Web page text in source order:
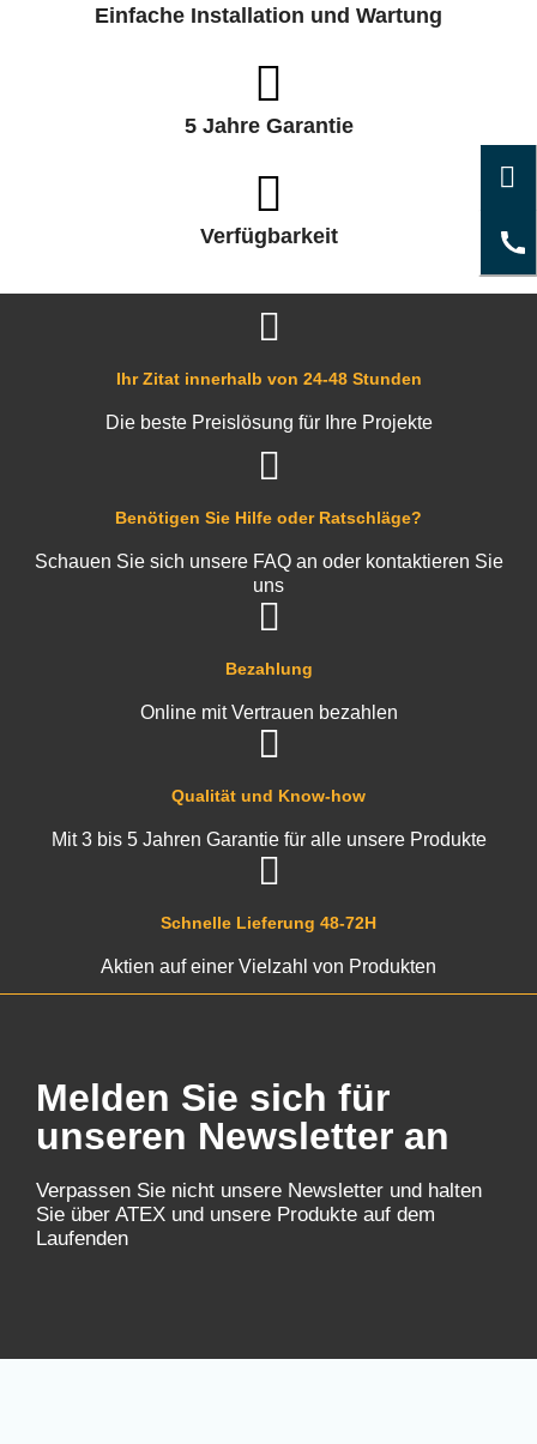
Einfache Installation und Wartung
5 Jahre Garantie
Verfügbarkeit
Schnelle Lieferung 48-72H
Aktien auf einer Vielzahl von Produkten
Qualität und Know-how
Mit 3 bis 5 Jahren Garantie für alle unsere Produkte
Bezahlung
Online mit Vertrauen bezahlen
Benötigen Sie Hilfe oder Ratschläge?
Schauen Sie sich unsere FAQ an oder kontaktieren Sie
uns
Ihr Zitat innerhalb von 24-48 Stunden
Die beste Preislösung für Ihre Projekte
Melden Sie sich für
unseren Newsletter an
Verpassen Sie nicht unsere Newsletter und halten
Sie über ATEX und unsere Produkte auf dem
Laufenden